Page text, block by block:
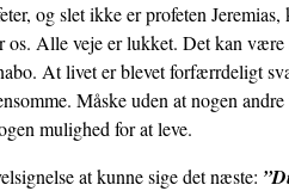
og slet ikke er profeten
os. Alle veje er lukket. Det kan
At livet er blevet forfærrdeligt
Måske uden at nogen
mulighed for at leve.
at kunne sige det næste: